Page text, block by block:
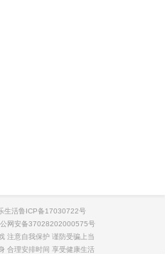
生活鲁ICP备17030722号
网安备37028202000575号
注意自我保护 谨防受骗上当
合理安排时间 享受健康生活